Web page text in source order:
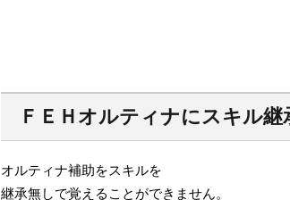
ＦＥＨオルティナにスキル
オルティナ補助をスキルを
継承無しで覚えることができません。